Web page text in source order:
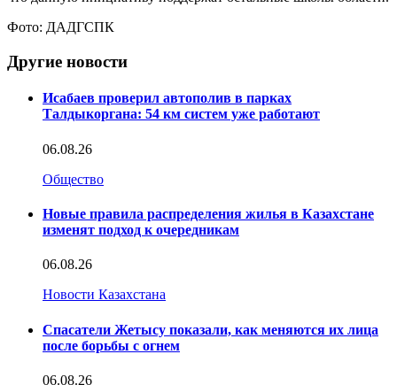
Фото: ДАДГСПК
Другие новости
Исабаев проверил автополив в парках
Талдыкоргана: 54 км систем уже работают
06.08.26
Общество
Новые правила распределения жилья в Казахстане
изменят подход к очередникам
06.08.26
Новости Казахстана
Спасатели Жетысу показали, как меняются их лица
после борьбы с огнем
06.08.26